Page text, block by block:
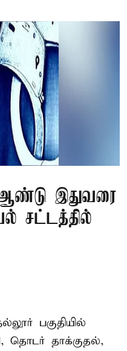
இதுவரை
சட்டத்தில்
பகுதியில்
தாக்குதல்,